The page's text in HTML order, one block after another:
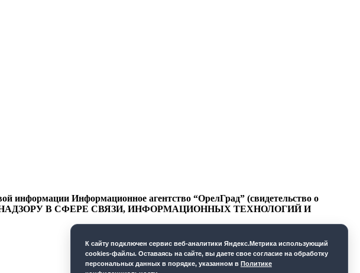
информации Информационное агентство “ОрелГрад” (свидетельство о
ПО НАДЗОРУ В СФЕРЕ СВЯЗИ, ИНФОРМАЦИОННЫХ ТЕХНОЛОГИЙ И
К cайту подключен сервис веб-аналитики Яндекс.Метрика использующий
cookies-файлы. Оставаясь на сайте, вы даете свое согласие на обработку
персональных данных в порядке, указанном в Политике